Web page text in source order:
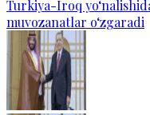
Turkiya-Iroq
muvozanatlar o‘zgaradi